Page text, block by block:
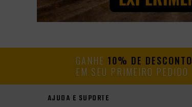
GANHE 10% DE DESCONTO
EM SEU PRIMEIRO PEDIDO
AJUDA E SUPORTE